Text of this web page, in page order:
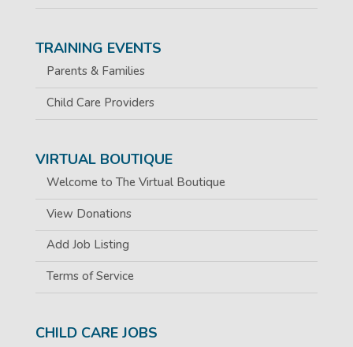
TRAINING EVENTS
Parents & Families
Child Care Providers
VIRTUAL BOUTIQUE
Welcome to The Virtual Boutique
View Donations
Add Job Listing
Terms of Service
CHILD CARE JOBS